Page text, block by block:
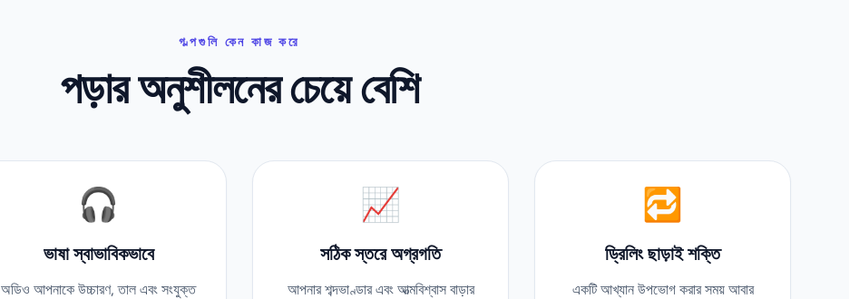
গল্পগুলি কেন কাজ করে
পড়ার অনুশীলনের চেয়ে বেশি
🎧
ভাষা স্বাভাবিকভাবে
অডিও আপনাকে উচ্চারণ, তাল এবং সংযুক্ত
📈
সঠিক স্তরে অগ্রগতি
আপনার শব্দভাণ্ডার এবং আত্মবিশ্বাস বাড়ার
🔁
ড্রিলিং ছাড়াই শক্তি
একটি আখ্যান উপভোগ করার সময় আবার